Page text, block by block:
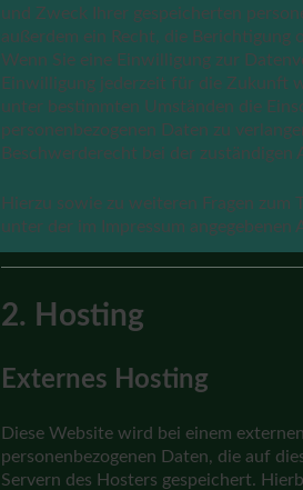
und Zweck Ihrer gespeicherten
außerdem ein Recht, die Berichtigung
Wenn Sie eine Einwilligung zur
Einwilligung jederzeit für die Zukunft
unter bestimmten Umständen die
personenbezogenen Daten zu
Beschwerderecht bei der zuständigen
Hierzu sowie zu weiteren Fragen zum
unter der im Impressum angegebenen
2. Hosting
Externes Hosting
Diese Website wird bei einem
personenbezogenen Daten, die auf
Servern des Hosters gespeichert.